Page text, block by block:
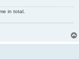
in total.